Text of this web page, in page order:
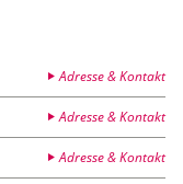
Adresse & Kontakt
Adresse & Kontakt
Adresse & Kontakt